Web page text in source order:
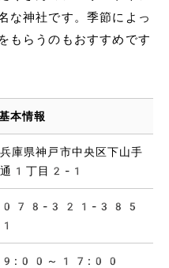
な神社です。季節によっ
もらうのもおすすめです
本情報
兵庫県神戸市中央区下山手
通1丁目2-1
078-321-385
1
9:00～17:00